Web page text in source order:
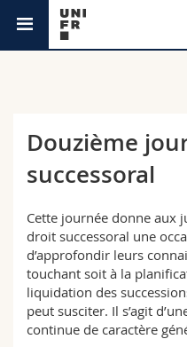
Campus
Recherche
Université
Formation continue
Théologie
Droit
Sciences
Lettres et sciences
Vous êtes
Futurs étudiants
Etudiants
Médias
Ressources
Annuaire du
Plan d'accès
Douzième
successoral
Cette journée donne aux
droit successoral une
d’approfondir leurs
touchant soit à la
liquidation des
peut susciter. Il s’agit
continue de caractère